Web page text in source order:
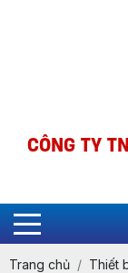
CÔNG TY
Trang chủ
Thiết